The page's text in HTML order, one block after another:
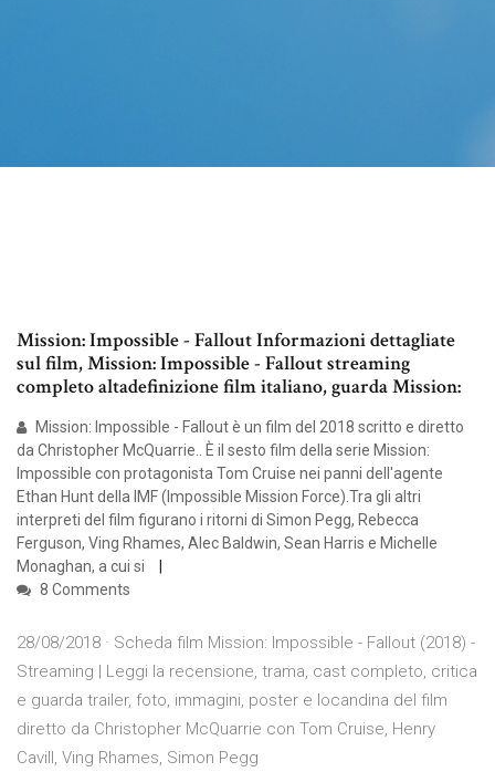
Mission: Impossible - Fallout Informazioni dettagliate
sul film, Mission: Impossible - Fallout streaming
completo altadefinizione film italiano, guarda Mission:
Mission: Impossible - Fallout è un film del 2018 scritto e diretto
da Christopher McQuarrie.. È il sesto film della serie Mission:
Impossible con protagonista Tom Cruise nei panni dell'agente
Ethan Hunt della IMF (Impossible Mission Force).Tra gli altri
interpreti del film figurano i ritorni di Simon Pegg, Rebecca
Ferguson, Ving Rhames, Alec Baldwin, Sean Harris e Michelle
Monaghan, a cui si
8 Comments
28/08/2018 · Scheda film Mission: Impossible - Fallout (2018) -
Streaming | Leggi la recensione, trama, cast completo, critica
e guarda trailer, foto, immagini, poster e locandina del film
diretto da Christopher McQuarrie con Tom Cruise, Henry
Cavill, Ving Rhames, Simon Pegg